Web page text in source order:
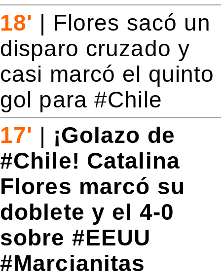
18' | Flores sacó un
disparo cruzado y
casi marcó el quinto
gol para #Chile
17' | ¡Golazo de
#Chile! Catalina
Flores marcó su
doblete y el 4-0
sobre #EEUU
#Marcianitas